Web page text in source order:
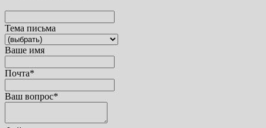
Тема письма
Ваше имя
Почта*
Ваш вопрос*